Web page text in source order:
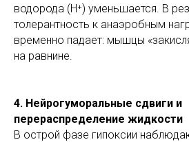
водорода (Н⁺) уменьшается. В
толерантность к анаэробным
временно падает: мышцы
на равнине.
4. Нейрогуморальные сдвиги и
перераспределение жидкости
В острой фазе гипоксии